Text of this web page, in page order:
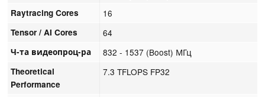
Raytracing Cores 16
Tensor / AI Cores 64
Ч-та видеопроц-ра 832 - 1537 (Boost) МГц
Theoretical
Performance
7.3 TFLOPS FP32